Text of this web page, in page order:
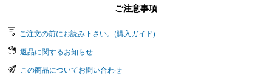
ご注意事項
ご注文の前にお読み下さい。(購入ガイド)
返品に関するお知らせ
この商品についてお問い合わせ